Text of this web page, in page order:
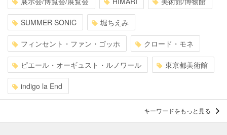
SUMMER SONIC 堀ちえみ
フィンセント・ファン・ゴッホ クロード・モネ
ピエール・オーギュスト・ルノワール 東京都美術館
indigo la End
キーワードをもっと見る